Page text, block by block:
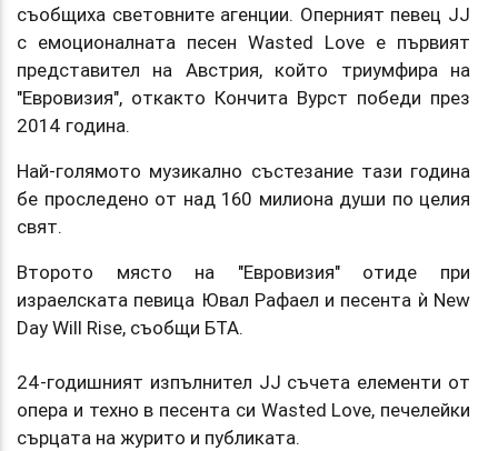
съобщиха световните агенции. Оперният певец JJ
с емоционалната песен Wasted Love е първият
представител на Австрия, който триумфира на
"Евровизия", откакто Кончита Вурст победи през
2014 година.
Най-голямото музикално състезание тази година
бе проследено от над 160 милиона души по целия
свят.
Второто място на "Евровизия" отиде при
израелската певица Ювал Рафаел и песента ѝ New
Day Will Rise, съобщи БТА.
24-годишният изпълнител JJ съчета елементи от
опера и техно в песента си Wasted Love, печелейки
сърцата на журито и публиката.